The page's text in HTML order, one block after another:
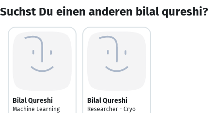
Suchst Du einen anderen bilal qureshi?
Bilal Qureshi
Machine Learning
Bilal Qureshi
Researcher - Cryo